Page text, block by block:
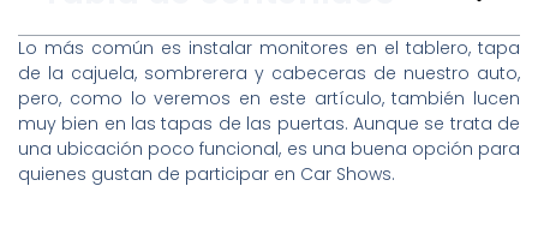
Lo más común es instalar monitores en el tablero, tapa
de la cajuela, sombrerera y cabeceras de nuestro auto,
pero, como lo veremos en este artículo, también lucen
muy bien en las tapas de las puertas. Aunque se trata de
una ubicación poco funcional, es una buena opción para
quienes gustan de participar en Car Shows.